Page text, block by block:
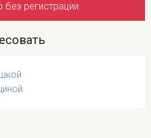
без регистрации